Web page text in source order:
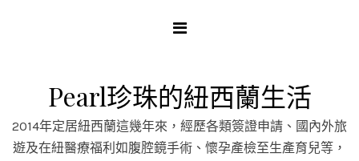
Pearl珍珠的紐西蘭生活
2014年定居紐西蘭這幾年來，經歷各類簽證申請、國內外旅
遊及在紐醫療福利如腹腔鏡手術、懷孕產檢至生產育兒等，